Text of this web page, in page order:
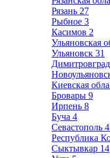
Рязань 27
Рыбное 3
Касимов 2
Ульяновская
Ульяновск 31
Димитровград
Киевская
Бровары 9
Ирпень 8
Буча 4
Севастополь
Республика
Сыктывкар 14